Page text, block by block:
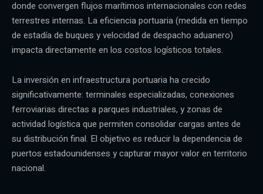
donde convergen flujos marítimos internacionales con redes
terrestres internas. La eficiencia portuaria (medida en tiempo
de estadía de buques y velocidad de despacho aduanero)
impacta directamente en los costos logísticos totales.
La inversión en infraestructura portuaria ha crecido
significativamente: terminales especializadas, conexiones
ferroviarias directas a parques industriales, y zonas de
actividad logística que permiten consolidar cargas antes de
su distribución final. El objetivo es reducir la dependencia de
puertos estadounidenses y capturar mayor valor en territorio
nacional.